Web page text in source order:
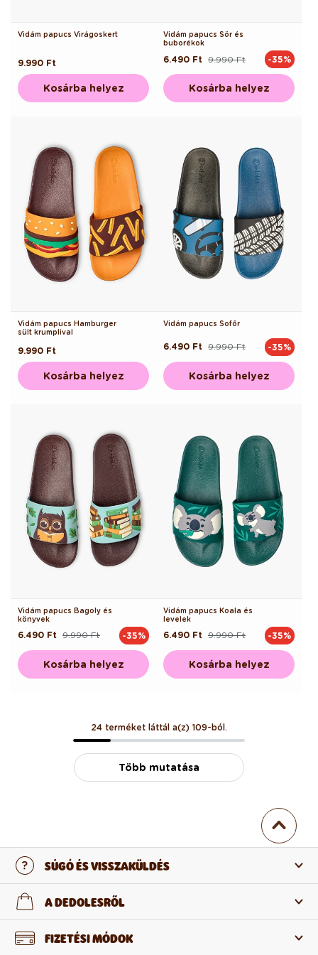
Vidám papucs Virágoskert
Normál
ár
9.990 Ft
Kosárba helyez
Vidám papucs Sör és
buborékok
Normál
9.990 Ft
Akciós
6.490 Ft -35%
Kosárba helyez
Vidám papucs Hamburger
sült krumplival
Normál
ár
9.990 Ft
Kosárba helyez
Vidám papucs Sofőr
Normál
9.990 Ft
Akciós
6.490 Ft -35%
Kosárba helyez
Vidám papucs Bagoly és
könyvek
Normál
9.990 Ft
Akciós
6.490 Ft -35%
Kosárba helyez
Vidám papucs Koala és
levelek
Normál
9.990 Ft
Akciós
6.490 Ft -35%
Kosárba helyez
24 terméket láttál a(z) 109-ból.
Több mutatása
SÚGÓ ÉS VISSZAKÜLDÉS
Lépj velünk kapcsolatba
A DEDOLESRŐL
RólunkFIZETÉSI MÓDOK